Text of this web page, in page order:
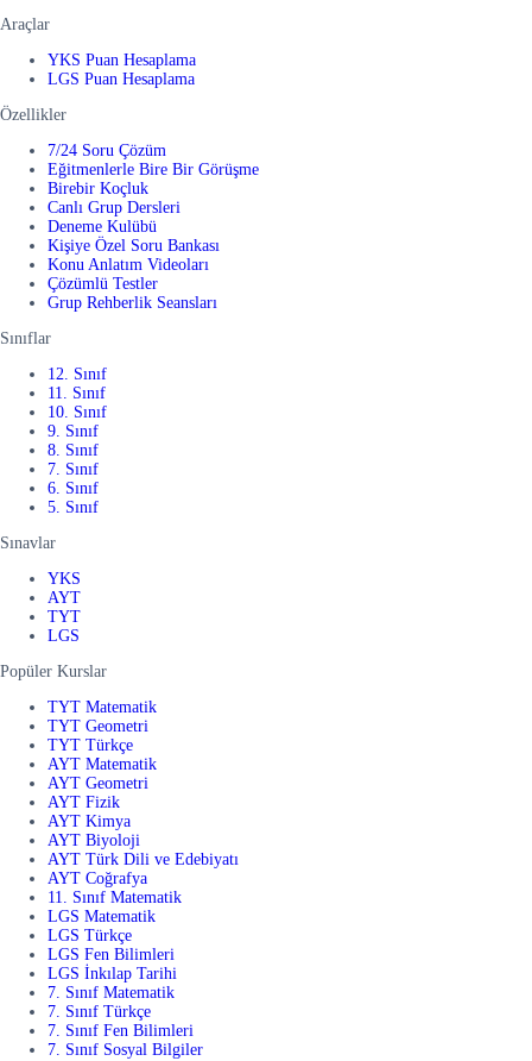
Araçlar
YKS Puan Hesaplama
LGS Puan Hesaplama
Özellikler
7/24 Soru Çözüm
Eğitmenlerle Bire Bir Görüşme
Birebir Koçluk
Canlı Grup Dersleri
Deneme Kulübü
Kişiye Özel Soru Bankası
Konu Anlatım Videoları
Çözümlü Testler
Grup Rehberlik Seansları
Sınıflar
12. Sınıf
11. Sınıf
10. Sınıf
9. Sınıf
8. Sınıf
7. Sınıf
6. Sınıf
5. Sınıf
Sınavlar
YKS
AYT
TYT
LGS
Popüler Kurslar
TYT Matematik
TYT Geometri
TYT Türkçe
AYT Matematik
AYT Geometri
AYT Fizik
AYT Kimya
AYT Biyoloji
AYT Türk Dili ve Edebiyatı
AYT Coğrafya
11. Sınıf Matematik
LGS Matematik
LGS Türkçe
LGS Fen Bilimleri
LGS İnkılap Tarihi
7. Sınıf Matematik
7. Sınıf Türkçe
7. Sınıf Fen Bilimleri
7. Sınıf Sosyal Bilgiler